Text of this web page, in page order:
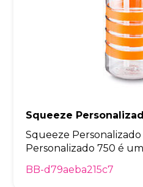
Squeeze
Squeeze
Personalizado 750 é
BB-d79aeba215c7